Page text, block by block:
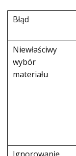
Błąd
Niewłaściwy
wybór
materiału